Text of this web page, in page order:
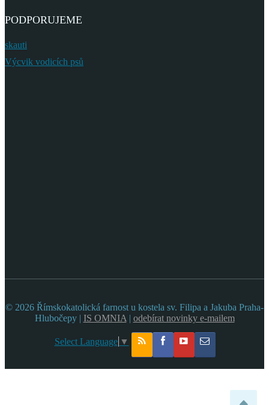
PODPORUJEME
skauti
Výcvik vodicích psů
© 2026 Římskokatolická farnost u kostela sv. Filipa a Jakuba Praha-
Hlubočepy | IS OMNIA | odebírat novinky e-mailem
Select Language ▼